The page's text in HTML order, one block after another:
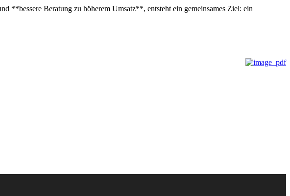
**bessere Beratung zu höherem Umsatz**, entsteht ein gemeinsames Ziel: ein